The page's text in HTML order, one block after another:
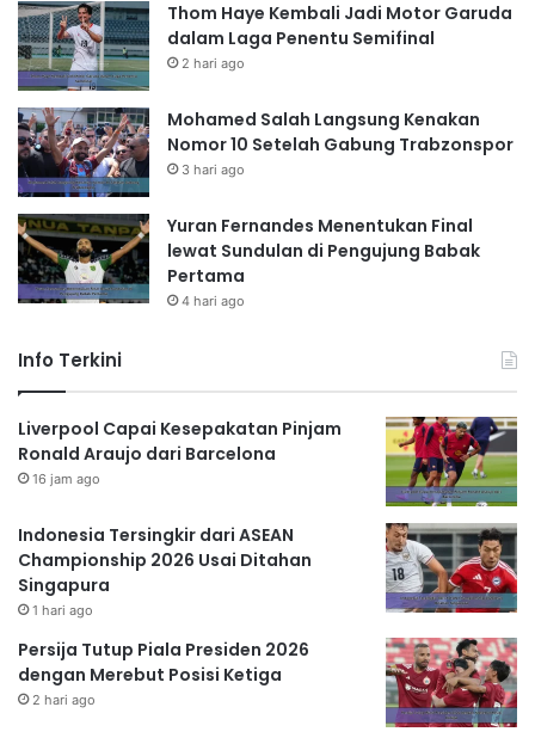
Thom Haye Kembali Jadi Motor Garuda
dalam Laga Penentu Semifinal
2 hari ago
Mohamed Salah Langsung Kenakan
Nomor 10 Setelah Gabung Trabzonspor
3 hari ago
Yuran Fernandes Menentukan Final
lewat Sundulan di Pengujung Babak
Pertama
4 hari ago
Info Terkini
Liverpool Capai Kesepakatan Pinjam
Ronald Araujo dari Barcelona
16 jam ago
Indonesia Tersingkir dari ASEAN
Championship 2026 Usai Ditahan
Singapura
1 hari ago
Persija Tutup Piala Presiden 2026
dengan Merebut Posisi Ketiga
2 hari ago